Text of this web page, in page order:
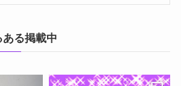
る掲載中